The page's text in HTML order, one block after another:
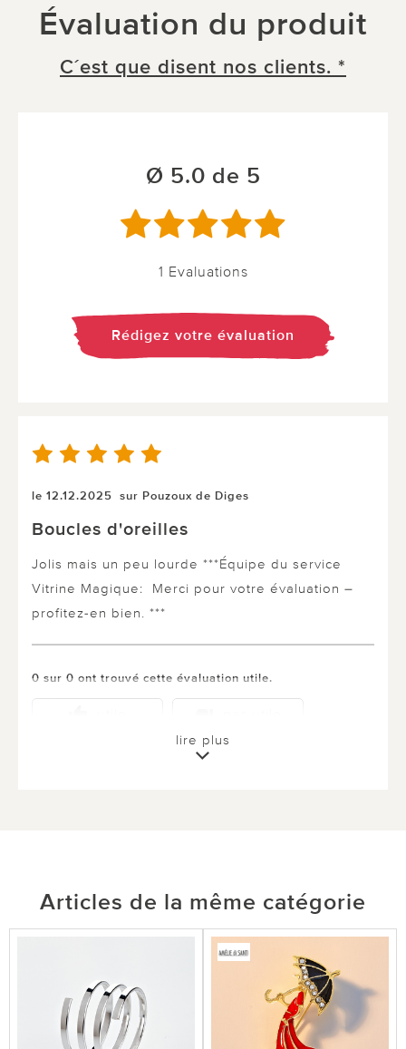
Évaluation du produit
C´est que disent nos clients. *
Ø 5.0 de 5
1 Evaluations
Rédigez votre évaluation
le 12.12.2025 sur Pouzoux de Diges
Boucles d'oreilles
Jolis mais un peu lourde ***Équipe du service
Vitrine Magique: Merci pour votre évaluation –
profitez-en bien. ***
0 sur 0 ont trouvé cette évaluation utile.
lire plus
Articles de la même catégorie